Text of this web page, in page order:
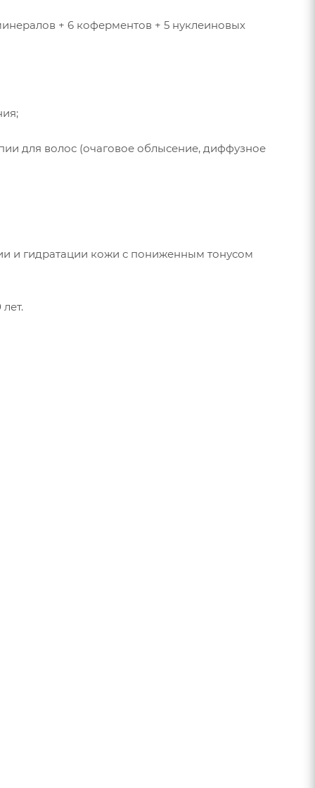
+ 6 коферментов + 5 нуклеиновых
для волос (очаговое облысение, диффузное
и гидратации кожи с пониженным тонусом